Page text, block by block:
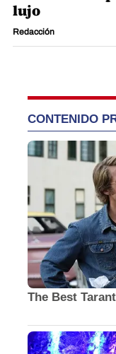
lujo
Redacción
CONTENIDO
The Best